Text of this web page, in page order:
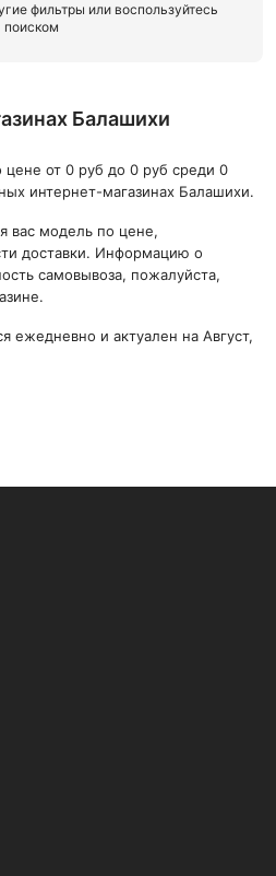
фильтры или воспользуйтесь
поиском
Балашихи
от 0 руб до 0 руб среди 0
интернет-магазинах Балашихи.
вас модель по цене,
доставки. Информацию о
самовывоза, пожалуйста,
ежедневно и актуален на Август,